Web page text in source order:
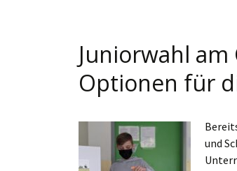
Juniorwahl
Optionen für
und